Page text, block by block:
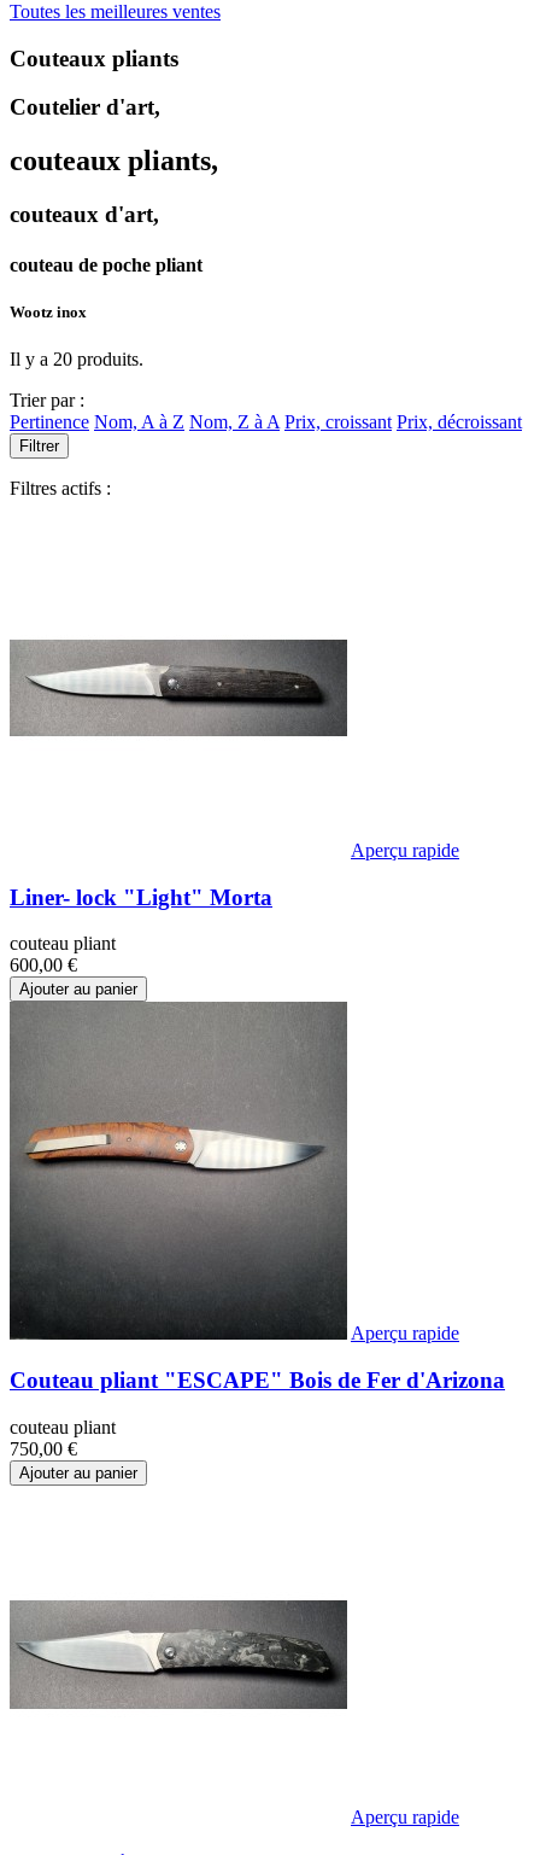
Toutes les meilleures ventes
Couteaux pliants
Coutelier d'art,
couteaux pliants,
couteaux d'art,
couteau de poche pliant
Wootz inox
Il y a 20 produits.
Trier par :
Pertinence Nom, A à Z Nom, Z à A Prix, croissant Prix, décroissant
Filtrer
Filtres actifs :
Aperçu rapide
Liner- lock "Light" Morta
couteau pliant
600,00 €
Ajouter au panier
Aperçu rapide
Couteau pliant "ESCAPE" Bois de Fer d'Arizona
couteau pliant
750,00 €
Ajouter au panier
Aperçu rapide